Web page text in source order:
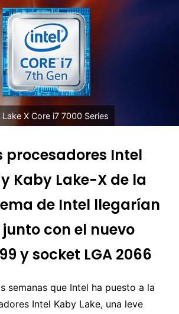
X Core i7 7000 Series
procesadores Intel
Kaby Lake-X de la
de Intel llegarían
con el nuevo
y socket LGA 2066
semanas que Intel ha puesto a la
Intel Kaby Lake, una leve